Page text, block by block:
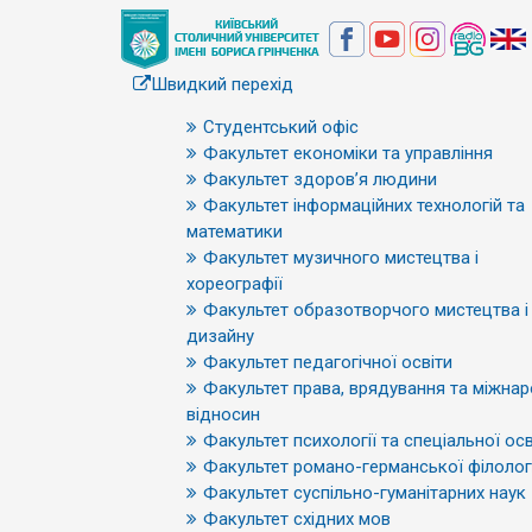
Швидкий перехід
Студентський офіс
Факультет економіки та управління
Факультет здоров’я людини
Факультет інформаційних технологій та
математики
Факультет музичного мистецтва і
хореографії
Факультет образотворчого мистецтва і
дизайну
Факультет педагогічної освіти
Факультет права, врядування та
відносин
Факультет психології та спеціальної
Факультет романо-германської
Факультет суспільно-гуманітарних наук
Факультет східних мов